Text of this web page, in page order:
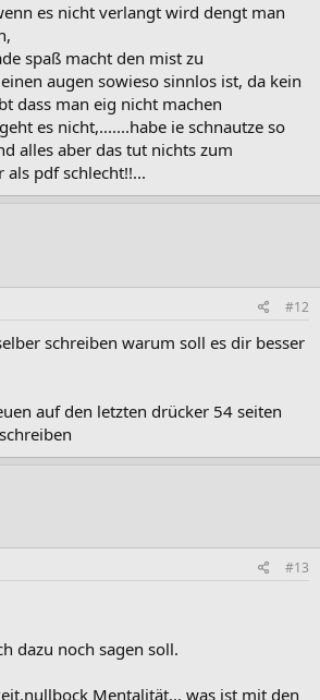
es nicht verlangt wird dengt man
spaß macht den mist zu
augen sowieso sinnlos ist, da kein
dass man eig nicht machen
es nicht,.......habe ie schnautze so
alles aber das tut nichts zum
als pdf schlecht!!...
#12
schreiben warum soll es dir besser
auf den letzten drücker 54 seiten
#13
dazu noch sagen soll.
Mentalität... was ist mit den